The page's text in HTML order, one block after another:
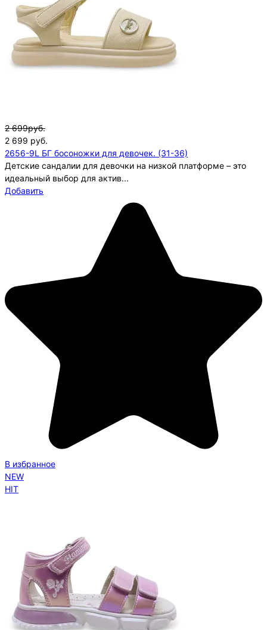
2 699руб.
2 699 руб.
2656-9L БГ босоножки для девочек. (31-36)
Детские сандалии для девочки на низкой платформе – это
идеальный выбор для актив...
Добавить
В избранное
NEW
HIT